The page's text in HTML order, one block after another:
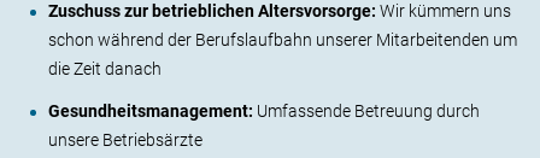
Zuschuss zur betrieblichen Altersvorsorge: Wir kümmern uns
schon während der Berufslaufbahn unserer Mitarbeitenden um
die Zeit danach
Gesundheitsmanagement: Umfassende Betreuung durch
unsere Betriebsärzte